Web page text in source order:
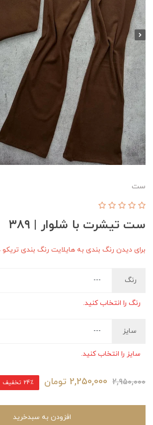
ست
ست تیشرت با شلوار | ۳۸۹
برای دیدن رنگ بندی به هایلایت رنگ بندی تریکو
رنگ
رنگ را انتخاب کنید.
سایز
سایز را انتخاب کنید.
2,950,000
2,250,000 تومان 24٪ تخفیف
افزودن به سبدخرید